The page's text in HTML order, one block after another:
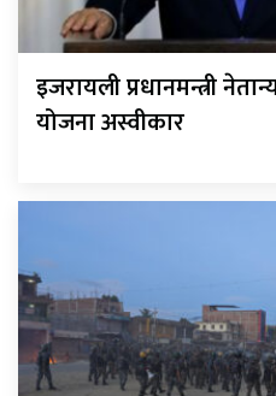
इजरायली प्रधानमन्त्री
योजना अस्वीकार